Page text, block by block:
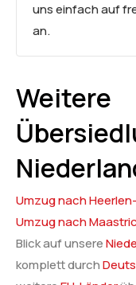
uns einfach auf
an.
Weitere
Umzug nach
Umzug nach
Blick auf unsere
komplett durch